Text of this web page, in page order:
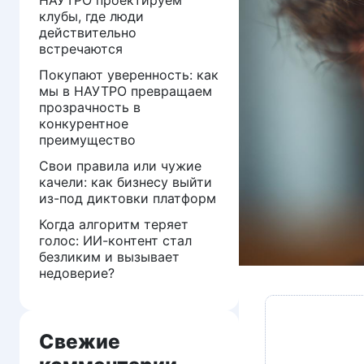
клубы, где люди
действительно
встречаются
Покупают уверенность: как
мы в НАУТРО превращаем
прозрачность в
конкурентное
преимущество
Свои правила или чужие
качели: как бизнесу выйти
из-под диктовки платформ
Когда алгоритм теряет
голос: ИИ-контент стал
безликим и вызывает
недоверие?
Свежие